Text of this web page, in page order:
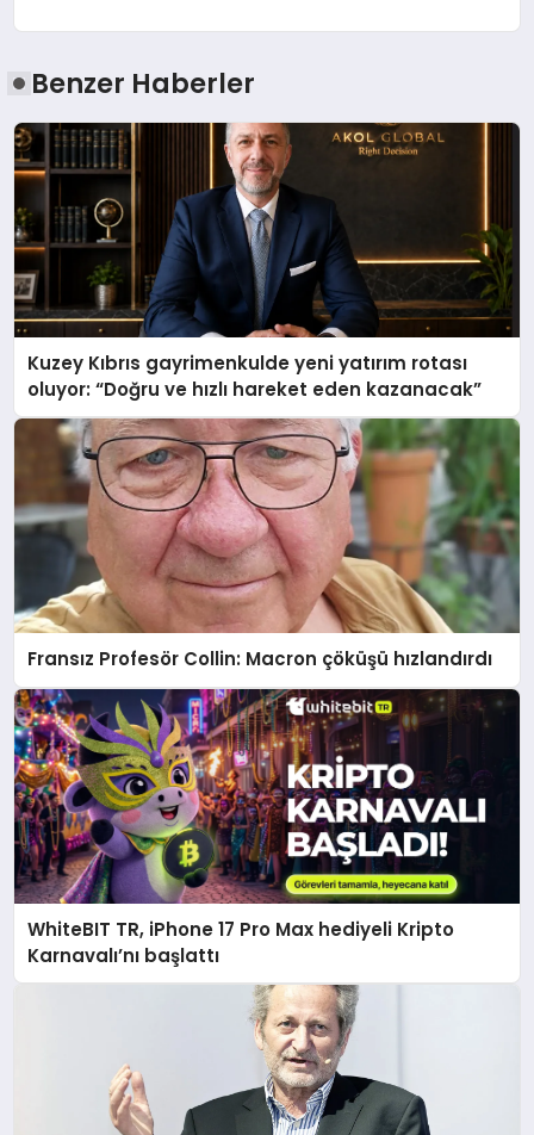
Benzer Haberler
Kuzey Kıbrıs gayrimenkulde yeni yatırım rotası
oluyor: “Doğru ve hızlı hareket eden kazanacak”
Fransız Profesör Collin: Macron çöküşü hızlandırdı
WhiteBIT TR, iPhone 17 Pro Max hediyeli Kripto
Karnavalı’nı başlattı